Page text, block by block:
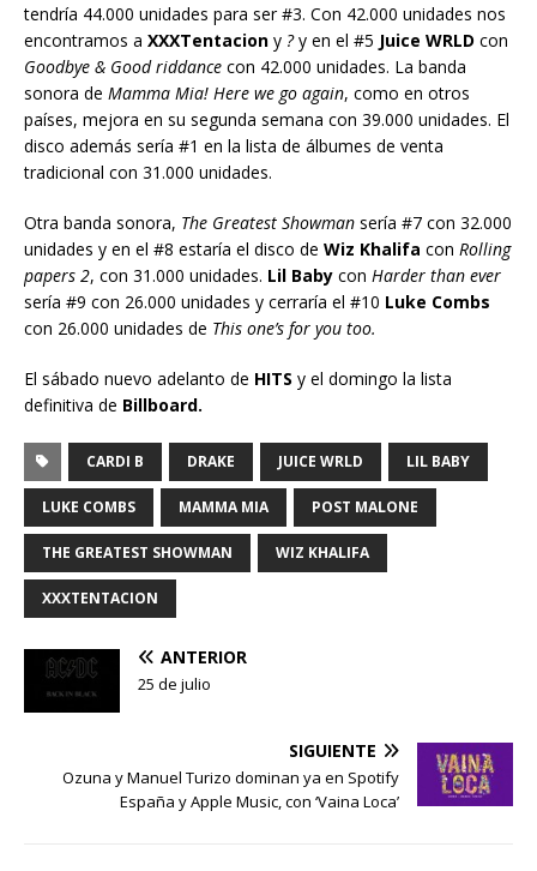
tendría 44.000 unidades para ser #3. Con 42.000 unidades nos
encontramos a XXXTentacion y ?y en el #5 Juice WRLD con
Goodbye & Good riddance con 42.000 unidades. La banda
sonora de Mamma Mia! Here we go again, como en otros
países, mejora en su segunda semana con 39.000 unidades. El
disco además sería #1 en la lista de álbumes de venta
tradicional con 31.000 unidades.
Otra banda sonora, The Greatest Showman sería #7 con 32.000
unidades y en el #8 estaría el disco de Wiz Khalifa con Rolling
papers 2, con 31.000 unidades. Lil Baby con Harder than ever
sería #9 con 26.000 unidades y cerraría el #10 Luke Combs
con 26.000 unidades de This one’s for you too.
El sábado nuevo adelanto de HITS y el domingo la lista
definitiva de Billboard.
CARDI B DRAKE JUICE WRLD LIL BABY
LUKE COMBS MAMMA MIA POST MALONE
THE GREATEST SHOWMAN WIZ KHALIFA
XXXTENTACION
ANTERIOR
25 de julio
SIGUIENTE
Ozuna y Manuel Turizo dominan ya en Spotify
España y Apple Music, con ‘Vaina Loca’